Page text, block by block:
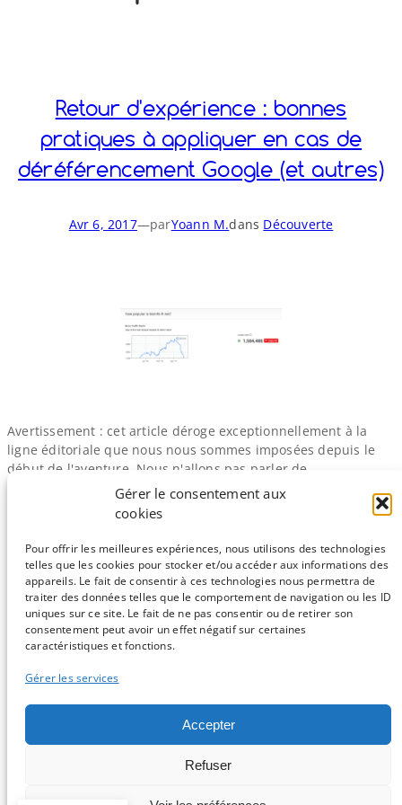
Gérer le consentement aux
cookies
Pour offrir les meilleures expériences, nous utilisons des technologies
telles que les cookies pour stocker et/ou accéder aux informations des
appareils. Le fait de consentir à ces technologies nous permettra de
traiter des données telles que le comportement de navigation ou les ID
uniques sur ce site. Le fait de ne pas consentir ou de retirer son
consentement peut avoir un effet négatif sur certaines
caractéristiques et fonctions.
Gérer les services
Accepter
Refuser
Retour d'expérience : bonnes
pratiques à appliquer en cas de
déréférencement Google (et autres)
Avr 6, 2017—parYoann M.dans Découverte
Avertissement : cet article déroge exceptionnellement à la
ligne éditoriale que nous nous sommes imposées depuis le
début de l'aventure. Nous n'allons pas parler de
bioinformatique de près ou de loin dans cet article. Quoique
les plus enthousiastes d'entre vous pourraient dire que cela
Nous…
Sauf mention contraire, tous les articles du blog sont sous licence
Vous souhaitez participer ?
Contactez nous !